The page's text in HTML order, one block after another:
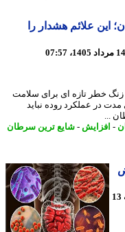
علائم هشدار را
در افراد زیر 50 سال زنگ خطر تازه ای برای سلامت
عملکرد روده نباید
-شایع ترین سرطان